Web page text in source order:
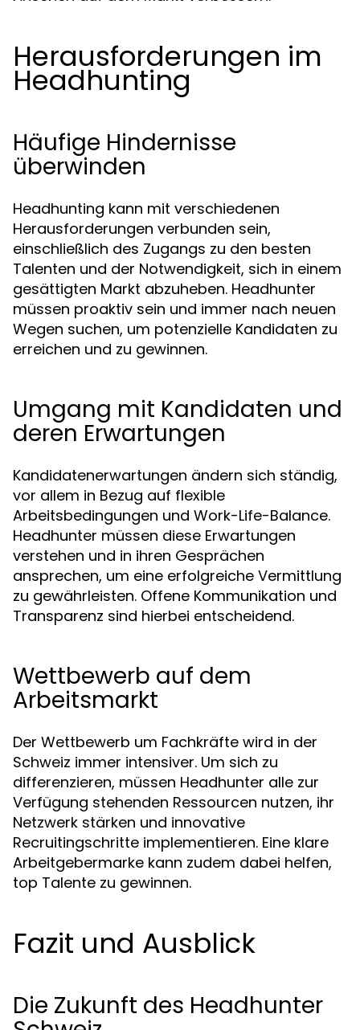
Herausforderungen im
Headhunting
Häufige Hindernisse
überwinden
Headhunting kann mit verschiedenen
Herausforderungen verbunden sein,
einschließlich des Zugangs zu den besten
Talenten und der Notwendigkeit, sich in einem
gesättigten Markt abzuheben. Headhunter
müssen proaktiv sein und immer nach neuen
Wegen suchen, um potenzielle Kandidaten zu
erreichen und zu gewinnen.
Umgang mit Kandidaten und
deren Erwartungen
Kandidatenerwartungen ändern sich ständig,
vor allem in Bezug auf flexible
Arbeitsbedingungen und Work-Life-Balance.
Headhunter müssen diese Erwartungen
verstehen und in ihren Gesprächen
ansprechen, um eine erfolgreiche Vermittlung
zu gewährleisten. Offene Kommunikation und
Transparenz sind hierbei entscheidend.
Wettbewerb auf dem
Arbeitsmarkt
Der Wettbewerb um Fachkräfte wird in der
Schweiz immer intensiver. Um sich zu
differenzieren, müssen Headhunter alle zur
Verfügung stehenden Ressourcen nutzen, ihr
Netzwerk stärken und innovative
Recruitingschritte implementieren. Eine klare
Arbeitgebermarke kann zudem dabei helfen,
top Talente zu gewinnen.
Fazit und Ausblick
Die Zukunft des Headhunter